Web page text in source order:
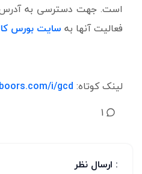
است. جهت دسترسی به آدرس
فعالیت آنها به سایت بورس
لینک کوتاه:
1
: ارسال نظر